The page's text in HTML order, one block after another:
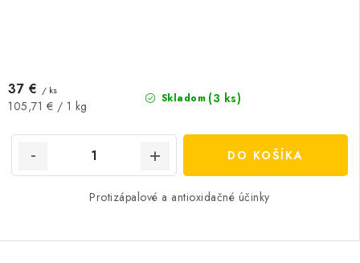
Skladom (3 ks)
37 € / ks
Jednotková
105,71 € / 1 kg
DO KOŠÍKA
Protizápalové a antioxidačné účinky